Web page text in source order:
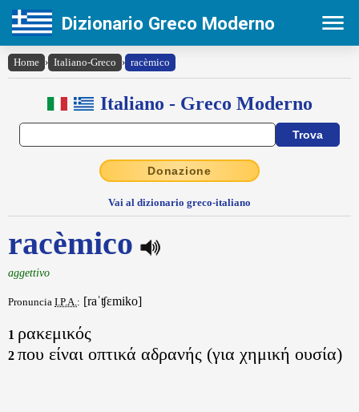
Dizionario Greco Moderno
Home › Italiano-Greco › racèmico
Italiano - Greco Moderno
Donazione
Vai al dizionario greco-italiano
racèmico
aggettivo
Pronuncia I.P.A.: [raˈʧɛmiko]
1 ρακεμικός
2 που είναι οπτικά αδρανής (για χημική ουσία)